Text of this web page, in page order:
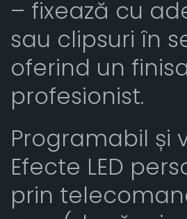
– fixează cu
sau clipsuri în
oferind un
profesionist.
Programabil și
Efecte LED
prin